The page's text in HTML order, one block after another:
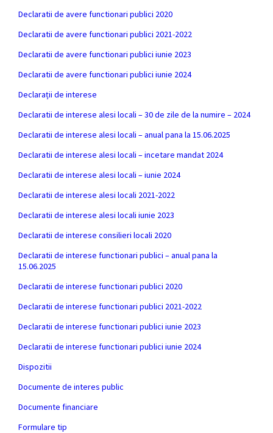
Declaratii de avere functionari publici 2020
Declaratii de avere functionari publici 2021-2022
Declaratii de avere functionari publici iunie 2023
Declaratii de avere functionari publici iunie 2024
Declarații de interese
Declaratii de interese alesi locali – 30 de zile de la numire – 2024
Declaratii de interese alesi locali – anual pana la 15.06.2025
Declaratii de interese alesi locali – incetare mandat 2024
Declaratii de interese alesi locali – iunie 2024
Declaratii de interese alesi locali 2021-2022
Declaratii de interese alesi locali iunie 2023
Declaratii de interese consilieri locali 2020
Declaratii de interese functionari publici – anual pana la
15.06.2025
Declaratii de interese functionari publici 2020
Declaratii de interese functionari publici 2021-2022
Declaratii de interese functionari publici iunie 2023
Declaratii de interese functionari publici iunie 2024
Dispozitii
Documente de interes public
Documente financiare
Formulare tip